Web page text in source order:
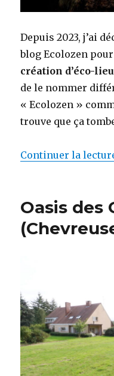
Depuis 2023, j’ai
blog Ecolozen
création d’éco-lieu
de le nommer
« Ecolozen »
trouve que ça
Continuer la
Oasis des